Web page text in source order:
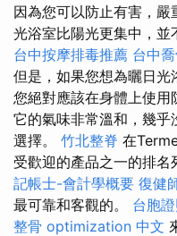
因為您可以防止有害，嚴
光浴室比陽光更集中，並
台中按摩排毒推薦 台中
但是，如果您想為曬日光
您絕對應該在身體上使用
它的氣味非常溫和，幾
選擇。 竹北整脊 在
受歡迎的產品之一的排名
記帳士-會計學概要 復健
最可靠和客觀的。 台胞
整骨 optimization 中文